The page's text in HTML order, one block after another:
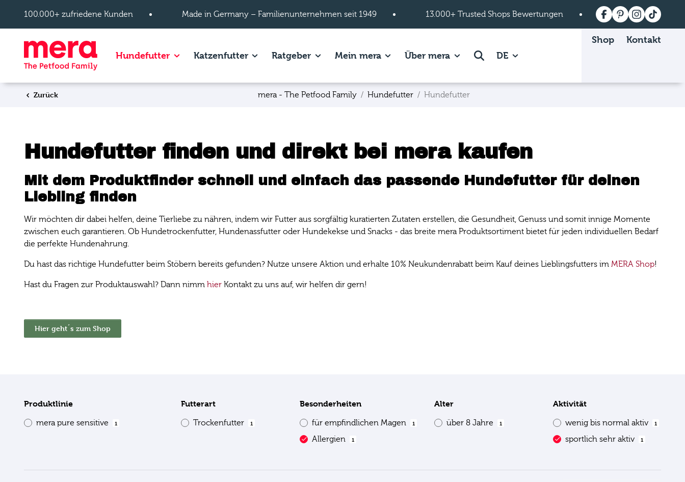
100.000+ zufriedene Kunden
Made in Germany – Familienunternehmen seit 1949 13.000+ Trusted Shops Bewertungen Versandkostenfrei
HundefutterShow subpages of Hundefutter page.
KatzenfutterShow subpages of Katzenfutter page.
RatgeberShow subpages of Ratgeber page.
Mein meraShow subpages of Mein mera page.
Über meraShow subpages of Über mera page.
Suche DE
Shop Kontakt
Zurück mera - The Petfood Family Hundefutter Hundefutter
Hundefutter finden und direkt bei mera kaufen
Mit dem Produktfinder schnell und einfach das passende Hundefutter für deinen
Liebling finden
Wir möchten dir dabei helfen, deine Tierliebe zu nähren, indem wir Futter aus sorgfältig kuratierten Zutaten erstellen, die Gesundheit, Genuss und somit innige Momente
zwischen euch garantieren. Ob Hundetrockenfutter, Hundenassfutter oder Hundekekse und Snacks - das breite mera Produktsortiment bietet für jeden individuellen Bedarf
die perfekte Hundenahrung.
Du hast das richtige Hundefutter beim Stöbern bereits gefunden? Nutze unsere Aktion und erhalte 10% Neukundenrabatt beim Kauf deines Lieblingsfutters im MERA Shop!
Hast du Fragen zur Produktauswahl? Dann nimm hier Kontakt zu uns auf, wir helfen dir gern!
Hier geht´s zum Shop
Produktlinie
mera pure sensitive 1
Futterart
Trockenfutter 1
Besonderheiten
für empfindlichen Magen 1
Allergien 1
Alter
über 8 Jahre 1
Aktivität
wenig bis normal aktiv 1
sportlich sehr aktiv 1